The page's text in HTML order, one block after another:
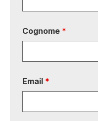
Cognome *
Email *